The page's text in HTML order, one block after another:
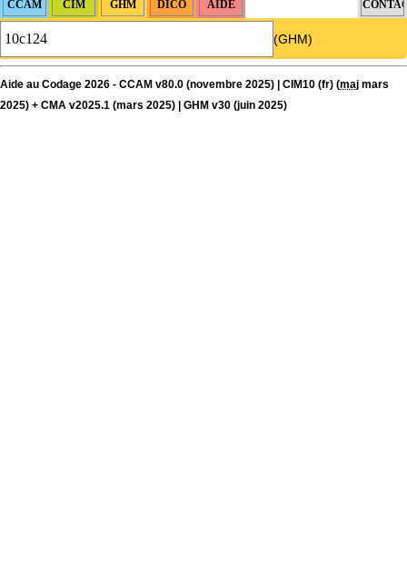
(GHM)
Aide au Codage 2026 - CCAM v80.0 (novembre 2025) | CIM10 (fr) (maj mars
2025) + CMA v2025.1 (mars 2025) | GHM v30 (juin 2025)